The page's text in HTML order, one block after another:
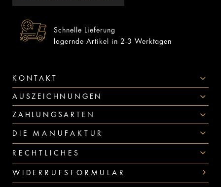
Schnelle Lieferung
lagernde Artikel in 2-3 Werktagen
KONTAKT
AUSZEICHNUNGEN
ZAHLUNGSARTEN
DIE MANUFAKTUR
RECHTLICHES
WIDERRUFSFORMULAR